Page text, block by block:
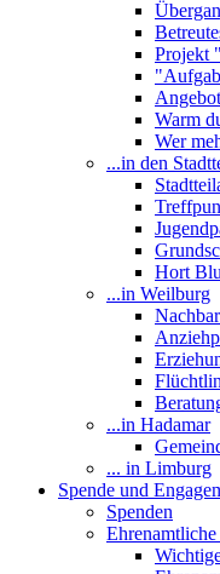
Projekt
Warm
Wer
...in den
Hort
...in Weilburg
...in Hadamar
... in Limburg
Spende und
Spenden